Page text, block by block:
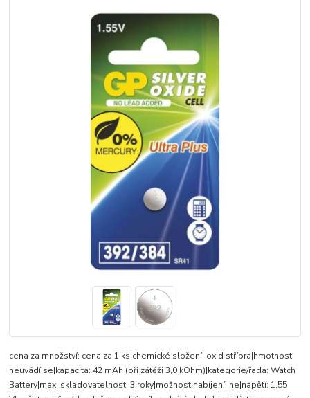
cena za množství: cena za 1 ks|chemické složení: oxid stříbra|hmotnost:
neuvádí se|kapacita: 42 mAh (při zátěži 3,0 kOhm)|kategorie/řada: Watch
Battery|max. skladovatelnost: 3 roky|možnost nabíjení: ne|napětí: 1,55